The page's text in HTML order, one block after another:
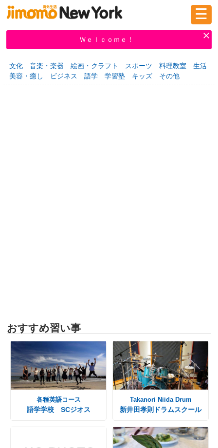
掲示板 タウン情報 教えて！
☰
Ｗｅｌｃｏｍｅ！
文化 音楽・楽器 絵画・クラフト スポーツ 料理教室
生活
美容・癒し
ビジネス 語学 学習塾 キッズ その他
おすすめ習い事
各種英語コース
語学学校 SCジオス
Takanori Niida Drum
新井田孝則ドラムスクール